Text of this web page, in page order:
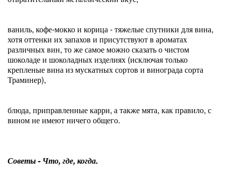
ваниль, кофе-мокко и корица - тяжелые спутники для вина,
хотя оттенки их запахов и присутствуют в ароматах
различных вин, то же самое можно сказать о чистом
шоколаде и шоколадных изделиях (исключая только
крепленые вина из мускатных сортов и винограда сорта
Траминер),
блюда, приправленные карри, а также мята, как правило, с
вином не имеют ничего общего.
Советы - Что, где, когда.